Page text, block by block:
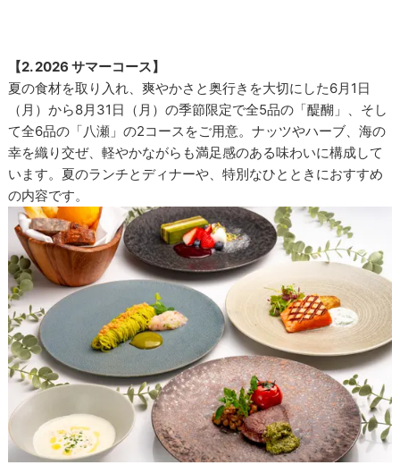
【2. 2026 サマーコース】
夏の食材を取り入れ、爽やかさと奥行きを大切にした6月1日
（月）から8月31日（月）の季節限定で全5品の「醍醐」、そし
て全6品の「八瀬」の2コースをご用意。ナッツやハーブ、海の
幸を織り交ぜ、軽やかながらも満足感のある味わいに構成して
います。夏のランチとディナーや、特別なひとときにおすすめ
の内容です。